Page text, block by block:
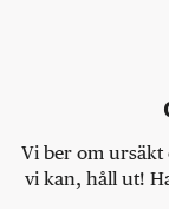
Vi ber om ursäkt
vi kan, håll ut!